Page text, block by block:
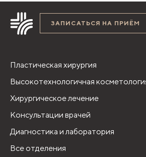
ЗАПИСАТЬСЯ НА ПРИЁМ
Пластическая хирургия
Высокотехнологичная
Хирургическое лечение
Консультации врачей
Диагностика и лаборатория
Все отделения